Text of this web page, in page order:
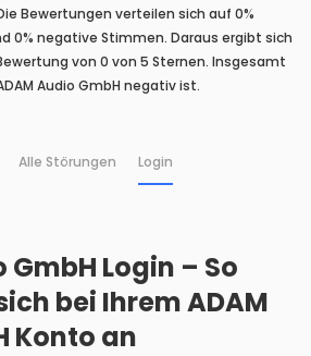
Bewertungen verteilen sich auf 0%
0% negative Stimmen. Daraus ergibt sich
von 0 von 5 Sternen. Insgesamt
Audio GmbH negativ ist.
Alle Störungen Login
GmbH Login – So
bei Ihrem ADAM
Konto an